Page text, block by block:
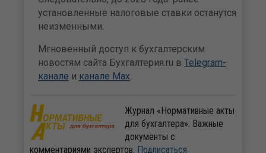
установленные налоговые ставки останутся
неизменными.
Мгновенный доступ к бухгалтерским
новостям сайта Бухгалтерия.ru в Telegram-
канале и канале Max.
Журнал «Нормативные акты
для бухгалтера». Важные
документы с
комментариями экспертов. Подписаться